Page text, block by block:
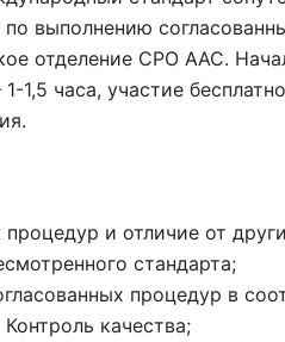
по выполнению
отделение СРО ААС.
1,5 часа, участие
процедур и отличие от
стандарта;
процедур в
качества;